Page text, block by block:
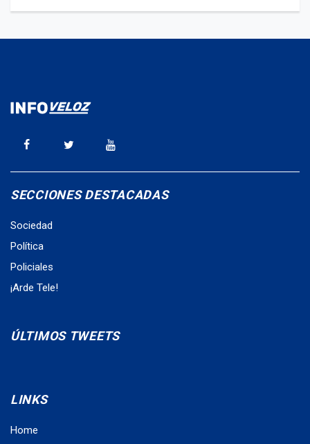
SECCIONES DESTACADAS
Sociedad
Política
Policiales
¡Arde Tele!
ÚLTIMOS TWEETS
LINKS
Home